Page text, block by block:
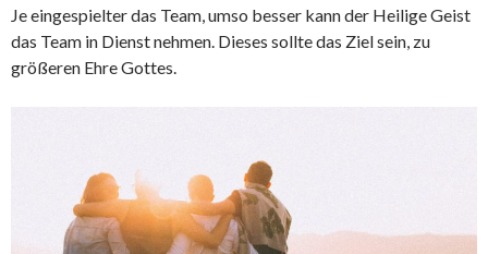
Je eingespielter das Team, umso besser kann der Heilige Geist
das Team in Dienst nehmen. Dieses sollte das Ziel sein, zu
größeren Ehre Gottes.